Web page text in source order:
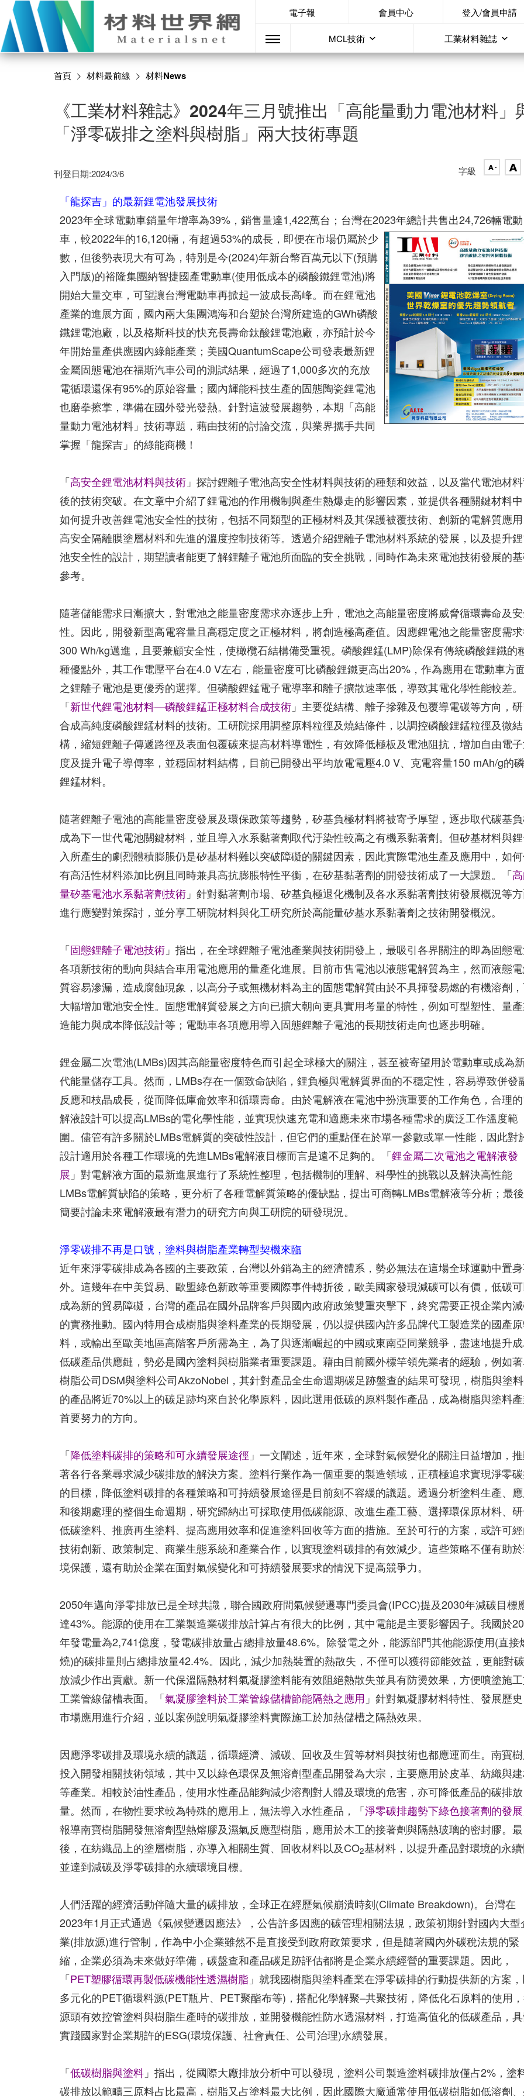
電子報 會員中心 登入/會員申請
MCL技術 工業材料雜誌
首頁 材料最前線 材料News
《工業材料雜誌》2024年三月號推出「高能量動力電池材料」
「淨零碳排之塗料與樹脂」兩大技術專題
刊登日期:2024/3/6 字級
「龍探吉」的最新鋰電池發展技術
2023年全球電動車銷量年增率為39%，銷售量達1,422萬台；台灣在2023年總計共售出24,726輛電動
車，較2022年的16,120輛，有超過53%的成長，即便在市場仍屬於少
數，但後勢表現大有可為，特別是今(2024)年新台幣百萬元以下(預購
入門版)的裕隆集團納智捷國產電動車(使用低成本的磷酸鐵鋰電池)將
開始大量交車，可望讓台灣電動車再掀起一波成長高峰。而在鋰電池
產業的進展方面，國內兩大集團鴻海和台塑於台灣所建造的GWh磷酸
鐵鋰電池廠，以及格斯科技的快充長壽命鈦酸鋰電池廠，亦預計於今
年開始量產供應國內綠能產業；美國QuantumScape公司發表最新鋰
金屬固態電池在福斯汽車公司的測試結果，經過了1,000多次的充放
電循環還保有95%的原始容量；國內輝能科技生產的固態陶瓷鋰電池
也磨拳擦掌，準備在國外發光發熱。針對這波發展趨勢，本期「高能
量動力電池材料」技術專題，藉由技術的討論交流，與業界攜手共同
掌握「龍探吉」的綠能商機！
「高安全鋰電池材料與技術 」探討鋰離子電池高安全性材料與技術的種類和效益，以及當代電池材
後的技術突破。在文章中介紹了鋰電池的作用機制與產生熱爆走的影響因素，並提供各種關鍵材料中
如何提升改善鋰電池安全性的技術，包括不同類型的正極材料及其保護被覆技術、創新的電解質應用
高安全隔離膜塗層材料和先進的溫度控制技術等。透過介紹鋰離子電池材料系統的發展，以及提升
池安全性的設計，期望讀者能更了解鋰離子電池所面臨的安全挑戰，同時作為未來電池技術發展的
參考。
隨著儲能需求日漸擴大，對電池之能量密度需求亦逐步上升，電池之高能量密度將威脅循環壽命及
性。因此，開發新型高電容量且高穩定度之正極材料，將創造極高產值。因應鋰電池之能量密度需
300 Wh/kg邁進，且要兼顧安全性，使橄欖石結構備受重視。磷酸鋰錳(LMP)除保有傳統磷酸鋰鐵的
種優點外，其工作電壓平台在4.0 V左右，能量密度可比磷酸鋰鐵更高出20%，作為應用在電動車方
之鋰離子電池是更優秀的選擇。但磷酸鋰錳電子電導率和離子擴散速率低，導致其電化學性能較差。
「新世代鋰電池材料—磷酸鋰錳正極材料合成技術 」主要從結構、離子摻雜及包覆導電碳等方向，
合成高純度磷酸鋰錳材料的技術。工研院採用調整原料粒徑及燒結條件，以調控磷酸鋰錳粒徑及微結
構，縮短鋰離子傳遞路徑及表面包覆碳來提高材料導電性，有效降低極板及電池阻抗，增加自由電
度及提升電子導傳率，並穩固材料結構，目前已開發出平均放電電壓4.0 V、克電容量150 mAh/g的
鋰錳材料。
隨著鋰離子電池的高能量密度發展及環保政策等趨勢，矽基負極材料將被寄予厚望，逐步取代碳基
成為下一世代電池關鍵材料，並且導入水系黏著劑取代汙染性較高之有機系黏著劑。但矽基材料與
入所產生的劇烈體積膨脹仍是矽基材料難以突破障礙的關鍵因素，因此實際電池生產及應用中，如
有高活性材料添加比例且同時兼具高抗膨脹特性平衡，在矽基黏著劑的開發技術成了一大課題。「
量矽基電池水系黏著劑技術 」針對黏著劑市場、矽基負極退化機制及各水系黏著劑技術發展概況等
進行應變對策探討，並分享工研院材料與化工研究所於高能量矽基水系黏著劑之技術開發概況。
「固態鋰離子電池技術 」指出，在全球鋰離子電池產業與技術開發上，最吸引各界關注的即為固態
各項新技術的動向與結合車用電池應用的量產化進展。目前市售電池以液態電解質為主，然而液態
質容易滲漏，造成腐蝕現象，以高分子或無機材料為主的固態電解質由於不具揮發易燃的有機溶劑
大幅增加電池安全性。固態電解質發展之方向已擴大朝向更具實用考量的特性，例如可型塑性、量
造能力與成本降低設計等；電動車各項應用導入固態鋰離子電池的長期技術走向也逐步明確。
鋰金屬二次電池(LMBs)因其高能量密度特色而引起全球極大的關注，甚至被寄望用於電動車或成為
代能量儲存工具。然而，LMBs存在一個致命缺陷，鋰負極與電解質界面的不穩定性，容易導致併發
反應和枝晶成長，從而降低庫侖效率和循環壽命。由於電解液在電池中扮演重要的工作角色，合理
解液設計可以提高LMBs的電化學性能，並實現快速充電和適應未來市場各種需求的廣泛工作溫度範
圍。儘管有許多關於LMBs電解質的突破性設計，但它們的重點僅在於單一參數或單一性能，因此對
設計適用於各種工作環境的先進LMBs電解液目標而言是遠不足夠的。「鋰金屬二次電池之電解液發
展 」對電解液方面的最新進展進行了系統性整理，包括機制的理解、科學性的挑戰以及解決高性能
LMBs電解質缺陷的策略，更分析了各種電解質策略的優缺點，提出可商轉LMBs電解液等分析；最後
簡要討論未來電解液最有潛力的研究方向與工研院的研發現況。
淨零碳排不再是口號，塗料與樹脂產業轉型契機來臨
近年來淨零碳排成為各國的主要政策，台灣以外銷為主的經濟體系，勢必無法在這場全球運動中置
外。這幾年在中美貿易、歐盟綠色新政等重要國際事件轉折後，歐美國家發現減碳可以有價，低碳
成為新的貿易障礙，台灣的產品在國外品牌客戶與國內政府政策雙重夾擊下，終究需要正視企業內
的實務推動。國內特用合成樹脂與塗料產業的長期發展，仍以提供國內許多品牌代工製造業的國產
料，或輸出至歐美地區高階客戶所需為主，為了與逐漸崛起的中國或東南亞同業競爭，盡速地提升
低碳產品供應鏈，勢必是國內塗料與樹脂業者重要課題。藉由目前國外標竿領先業者的經驗，例如著
樹脂公司DSM與塗料公司AkzoNobel，其針對產品全生命週期碳足跡盤查的結果可發現，樹脂與塗
的產品將近70%以上的碳足跡均來自於化學原料，因此選用低碳的原料製作產品，成為樹脂與塗料
首要努力的方向。
「降低塗料碳排的策略和可永續發展途徑 」一文闡述，近年來，全球對氣候變化的關注日益增加，
著各行各業尋求減少碳排放的解決方案。塗料行業作為一個重要的製造領域，正積極追求實現淨零
的目標，降低塗料碳排的各種策略和可持續發展途徑是目前刻不容緩的議題。透過分析塗料生產、
和後期處理的整個生命週期，研究歸納出可採取使用低碳能源、改進生產工藝、選擇環保原材料、
低碳塗料、推廣再生塗料、提高應用效率和促進塗料回收等方面的措施。至於可行的方案，或許可
技術創新、政策制定、商業生態系統和產業合作，以實現塗料碳排的有效減少。這些策略不僅有助
境保護，還有助於企業在面對氣候變化和可持續發展要求的情況下提高競爭力。
2050年邁向淨零排放已是全球共識，聯合國政府間氣候變遷專門委員會(IPCC)提及2030年減碳目標
達43%。能源的使用在工業製造業碳排放計算占有很大的比例，其中電能是主要影響因子。我國於
年發電量為2,741億度，發電碳排放量占總排放量48.6%。除發電之外，能源部門其他能源使用(直接
燒)的碳排量則占總排放量42.4%。因此，減少加熱裝置的熱散失，不僅可以獲得節能效益，更能對
放減少作出貢獻。新一代保溫隔熱材料氣凝膠塗料能有效阻絕熱散失並具有防燙效果，方便噴塗施
工業管線儲槽表面。「氣凝膠塗料於工業管線儲槽節能隔熱之應用 」針對氣凝膠材料特性、發展歷史
市場應用進行介紹，並以案例說明氣凝膠塗料實際施工於加熱儲槽之隔熱效果。
因應淨零碳排及環境永續的議題，循環經濟、減碳、回收及生質等材料與技術也都應運而生。南寶
投入開發相關技術領域，其中又以綠色環保及無溶劑型產品開發為大宗，主要應用於皮革、紡織與
等產業。相較於油性產品，使用水性產品能夠減少溶劑對人體及環境的危害，亦可降低產品的碳排放
量。然而，在物性要求較為特殊的應用上，無法導入水性產品，「淨零碳排趨勢下綠色接著劑的發展
報導南寶樹脂開發無溶劑型熱熔膠及濕氣反應型樹脂，應用於木工的接著劑與隔熱玻璃的密封膠。最
後，在紡織品上的塗層樹脂，亦導入相關生質、回收材料以及CO2基材料，以提升產品對環境的永
並達到減碳及淨零碳排的永續環境目標。
人們活躍的經濟活動伴隨大量的碳排放，全球正在經歷氣候崩潰時刻(Climate Breakdown)。台灣在
2023年1月正式通過《氣候變遷因應法》，公告許多因應的碳管理相關法規，政策初期針對國內大型
業(排放源)進行管制，作為中小企業雖然不是直接受到政府政策要求，但是隨著國內外碳稅法規的緊
縮，企業必須為未來做好準備，碳盤查和產品碳足跡評估都將是企業永續經營的重要課題。因此，
「PET塑膠循環再製低碳機能性透濕樹脂 」就我國樹脂與塗料產業在淨零碳排的行動提供新的方案，
多元化的PET循環料源(PET瓶片、PET聚酯布等)，搭配化學解聚–共聚技術，降低化石原料的使用
源頭有效控管塗料與樹脂生產時的碳排放，並開發機能性防水透濕材料，打造高值化的低碳產品，
實踐國家對企業期許的ESG(環境保護、社會責任、公司治理)永續發展。
「低碳樹脂與塗料 」指出，從國際大廠排放分析中可以發現，塗料公司製造塗料碳排放僅占2%，塗
碳排放以範疇三原料占比最高，樹脂又占塗料最大比例，因此國際大廠通常使用低碳樹脂如低溶劑